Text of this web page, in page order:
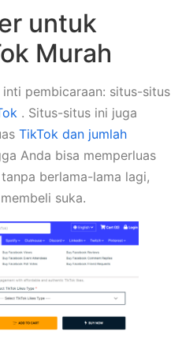
untuk
Murah
pembicaraan: situs-situs
. Situs-situs ini juga
TikTok dan jumlah
Anda bisa memperluas
berlama-lama lagi,
suka.